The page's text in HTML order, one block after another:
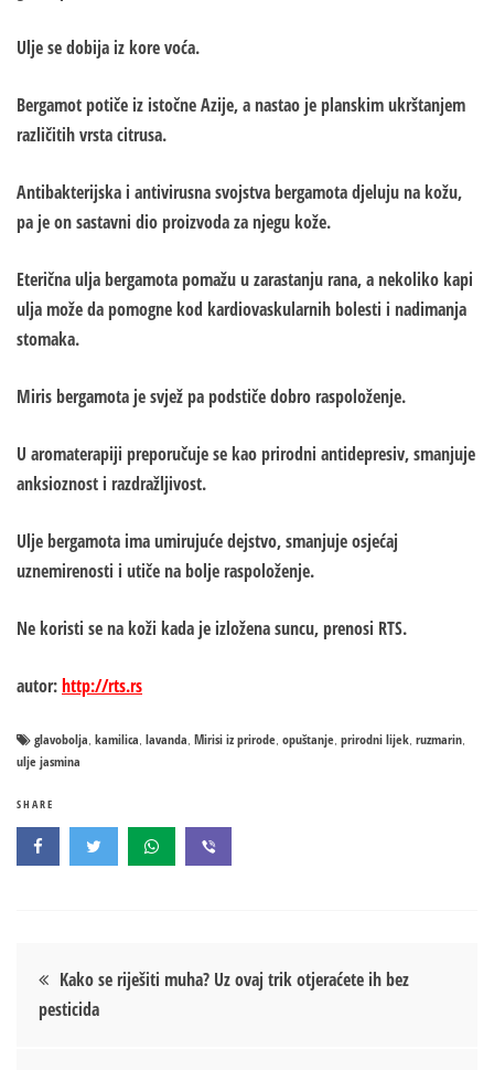
Ulje se dobija iz kore voća.
Bergamot potiče iz istočne Azije, a nastao je planskim ukrštanjem
različitih vrsta citrusa.
Antibakterijska i antivirusna svojstva bergamota djeluju na kožu,
pa je on sastavni dio proizvoda za njegu kože.
Eterična ulja bergamota pomažu u zarastanju rana, a nekoliko kapi
ulja može da pomogne kod kardiovaskularnih bolesti i nadimanja
stomaka.
Miris bergamota je svjež pa podstiče dobro raspoloženje.
U aromaterapiji preporučuje se kao prirodni antidepresiv, smanjuje
anksioznost i razdražljivost.
Ulje bergamota ima umirujuće dejstvo, smanjuje osjećaj
uznemirenosti i utiče na bolje raspoloženje.
Ne koristi se na koži kada je izložena suncu, prenosi RTS.
autor:http://rts.rs
glavobolja, kamilica, lavanda, Mirisi iz prirode, opuštanje, prirodni lijek, ruzmarin,
ulje jasmina
SHARE
Кретање
чланка
Kako se riješiti muha? Uz ovaj trik otjeraćete ih bez
pesticida